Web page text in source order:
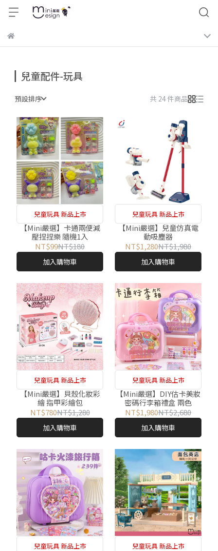
兒童配件-玩具
預設排序 共 24 件商品
兒童玩具 新品上市
【Mini嚴選】卡通兩便減
壓捏捏樂 隨機1入
NT$99NT$180
加入購物車
兒童玩具 新品上市
【Mini嚴選】兒童仿真電
動吸塵器
NT$1,280NT$1,980
加入購物車
兒童玩具 新品上市
【Mini嚴選】貝殼化妝彩
繪 指甲彩繪包
NT$780NT$1,280
加入購物車
兒童玩具 新品上市
【Mini嚴選】DIY估卡美妝
密碼行李箱禮盒 兩色
NT$1,980NT$2,680
加入購物車
兒童玩具 新品上市 兒童玩具 新品上市